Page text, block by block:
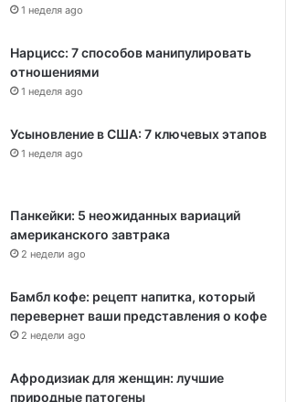
1 неделя ago
Нарцисс: 7 способов манипулировать
отношениями
1 неделя ago
Усыновление в США: 7 ключевых этапов
1 неделя ago
Панкейки: 5 неожиданных вариаций
американского завтрака
2 недели ago
Бамбл кофе: рецепт напитка, который
перевернет ваши представления о кофе
2 недели ago
Афродизиак для женщин: лучшие
природные патогены